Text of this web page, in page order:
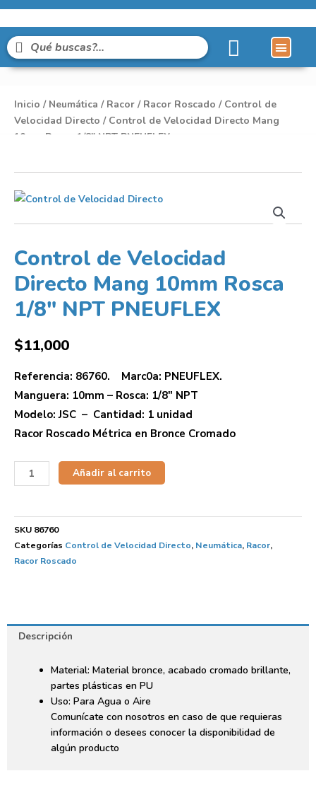
Inicio / Neumática / Racor / Racor Roscado / Control de
Velocidad Directo / Control de Velocidad Directo Mang
10mm Rosca 1/8″ NPT PNEUFLEX
Control de Velocidad
Directo Mang 10mm Rosca
1/8″ NPT PNEUFLEX
$11,000
Referencia: 86760. Marc0a: PNEUFLEX.
Manguera: 10mm – Rosca: 1/8″ NPT
Modelo: JSC – Cantidad: 1 unidad
Racor Roscado Métrica en Bronce Cromado
Añadir al carrito
SKU 86760
Categorías Control de Velocidad Directo, Neumática, Racor,
Racor Roscado
Descripción
Material: Material bronce, acabado cromado brillante,
partes plásticas en PU
Uso: Para Agua o Aire
Comunícate con nosotros en caso de que requieras
información o desees conocer la disponibilidad de
algún producto